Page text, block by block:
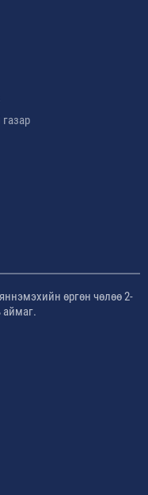
өргөн чөлөө 2-
аймаг.